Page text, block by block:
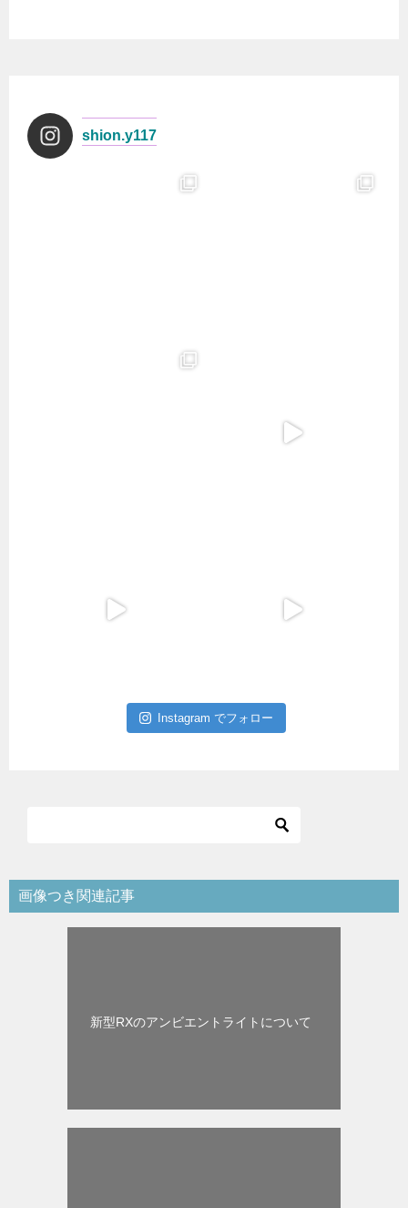
shion.y117
Instagram でフォロー
画像つき関連記事
新型RXのアンビエントライトについて